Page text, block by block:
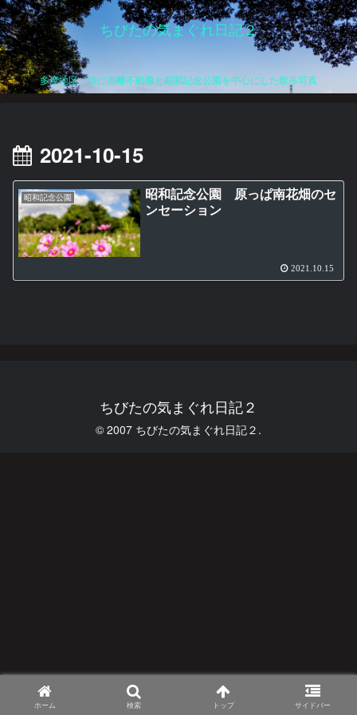
ちびたの気まぐれ日記２
多摩地区、特に高幡不動尊と昭和記念公園を中心にした散歩写真
2021-10-15
昭和記念公園
昭和記念公園 原っぱ南花畑のセ
ンセーション
2021.10.15
ちびたの気まぐれ日記２
© 2007 ちびたの気まぐれ日記２.
ホーム 検索 トップ サイドバー